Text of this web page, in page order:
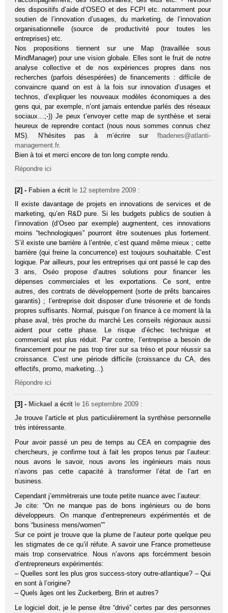
des dispositifs d’aide d’OSEO et des FCPI etc. notamment pour
soutien de l’innovation d’usages, du marketing, de l’innovation
organisationnelle (source de productivité pour toutes les
entreprises) etc.
Nos propositions tiennent sur une Map (travaillée sous
MindManager) pour une vision globale. Elles sont le fruit de notre
analyse collective et de nos expériences propres dans nos
recherches (parfois désespérées) de financements : difficile de
convaincre quand on est à la fois sur innovation d’usages et
technos, d’expliquer les nouveaux modèles économiques a des
gens qui, par exemple, n’ont jamais entendue parlés des réseaux
sociaux…;-)) Je peux t’envoyer cette map de synthèse et serai
heureux de reprendre contact (nous nous sommes connus chez
MS). N’hésites pas à m’écrire sur fbadenes@atlanti-
management.fr.
Bien à toi et merci encore de ton long compte rendu.
Répondre ici
[2] - Fabien a écrit le 12 septembre 2009 :
Il existe davantage de projets en innovations de services et de
marketing, qu’en R&D pure. Si les budgets publics de soutien à
l’innovation (d’Oseo par exemple) augmentent, ces innovations
moins “technologiques” pourront être soutenues plus fortement.
S’il existe une barrière à l’entrée, c’est quand même mieux ; cette
barrière (qui freine la concurrence) est toujours souhaitable. C’est
logique. Par ailleurs, pour les entreprises qui ont passé le cap des
3 ans, Oséo propose d’autres solutions pour financer les
dépenses commerciales et les exportations. Ce sont, entre
autres, des contrats de développement (sorte de prêts bancaires
garantis) ; l’entreprise doit disposer d’une trésorerie et de fonds
propres suffisants. Normal, puisque l’on finance à ce moment là la
phase aval, très proche du marché Les conseils régionaux aussi
aident pour cette phase. Le risque d’échec technique et
commercial est plus réduit. Par contre, l’entreprise a besoin de
financement pour ne pas trop tirer sur sa tréso et pour réussir sa
croissance. C’est une période difficile (croissance du CA, des
effectifs, promo, marketing…).
Répondre ici
[3] - Mickael a écrit le 16 septembre 2009 :
Je trouve l’article et plus particulièrement la synthèse personnelle
très intéressante.
Pour avoir passé un peu de temps au CEA en compagnie des
chercheurs, je confirme tout à fait les propos tenus par l’auteur:
nous avons le savoir, nous avons les ingénieurs mais nous
n’avons pas cette capacité à transformer l’état de l’art en
business.
Cependant j’emmètrerais une toute petite nuance avec l’auteur:
Je cite: “On ne manque pas de bons ingénieurs ou de bons
développeurs. On manque d’entrepreneurs expérimentés et de
bons “business mens/women””
Sur ce point je trouve que la plume de l’auteur porte quelque peu
les stigmates de ce qu’il réfute. A savoir une France prometteuse
mais trop conservatrice. Nous n’avons aps forcémment besoin
d’entrepreneurs expérimentés:
– Quelles sont les plus gros success-story outre-atlantique? – Qui
en sont à l’origine?
– Quels âges ont les Zuckerberg, Brin et autres?
Le logiciel doit, je le pense être “drivé” certes par des personnes